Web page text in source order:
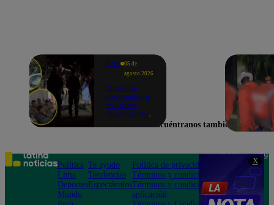
X
Perú
05 de
agosto 2026
Ordenan
excarcelar a
militares
investigados
Colcabamba
Encuéntranos también en
Política
Lima
Deportes
Mundo
Te ayudo
Tendencias
Espectáculos
Política de privacidad
Términos y condiciones
Términos y condiciones
aplicación
Teléfono: 219
Av. San
Felipe 968
Jesús María